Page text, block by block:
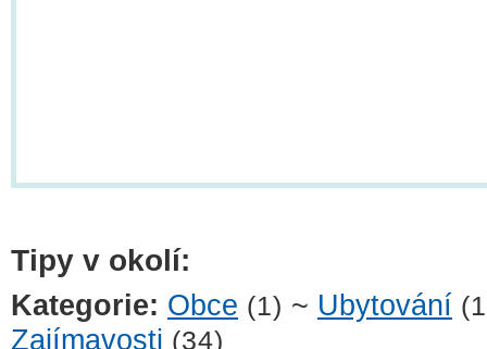
Tipy v okolí:
Kategorie: Obce (1) ~ Ubytování
Zajímavosti (34)